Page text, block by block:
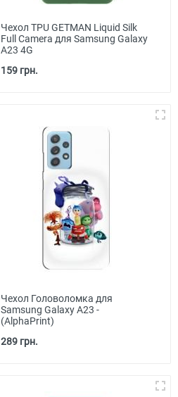
Чехол TPU GETMAN Liquid Silk
Full Camera для Samsung Galaxy
A23 4G
159 грн.
Чехол Головоломка для
Samsung Galaxy A23 -
(AlphaPrint)
289 грн.